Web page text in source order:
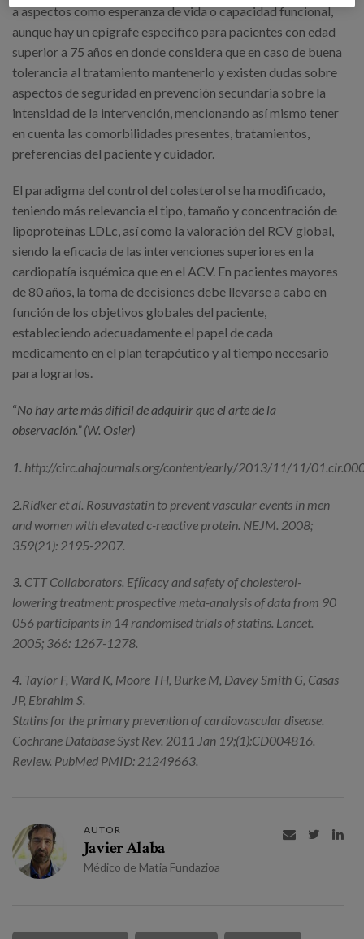
a aspectos como esperanza de vida o capacidad funcional,
aunque hay un epígrafe especifico para pacientes con edad
superior a 75 años en donde considera que en caso de buena
tolerancia al tratamiento mantenerlo y existen dudas sobre
aspectos de seguridad en prevención secundaria sobre la
intensidad de la intervención, mencionando así mismo tener
en cuenta las comorbilidades presentes, tratamientos,
preferencias del paciente y cuidador.
El paradigma del control del colesterol se ha modificado,
teniendo más relevancia el tipo, tamaño y concentración de
lipoproteínas LDLc, así como la valoración del RCV global,
siendo la eficacia de las intervenciones superiores en la
cardiopatía isquémica que en el ACV. En pacientes mayores
de 80 años, la toma de decisiones debe llevarse a cabo en
función de los objetivos globales del paciente,
estableciendo adecuadamente el papel de cada
medicamento en el plan terapéutico y al tiempo necesario
para lograrlos.
“No hay arte más difícil de adquirir que el arte de la
observación.” (W. Osler)
1. http://circ.ahajournals.org/content/early/2013/11/11/
2.Ridker et al. Rosuvastatin to prevent vascular events in men
and women with elevated c-reactive protein. NEJM. 2008;
359(21): 2195-2207.
3. CTT Collaborators. Efﬁcacy and safety of cholesterol-
lowering treatment: prospective meta-analysis of data from 90
056 participants in 14 randomised trials of statins. Lancet.
2005; 366: 1267-1278.
4. Taylor F, Ward K, Moore TH, Burke M, Davey Smith G, Casas
JP, Ebrahim S.
Statins for the primary prevention of cardiovascular disease.
Cochrane Database Syst Rev. 2011 Jan 19;(1):CD004816.
Review. PubMed PMID: 21249663.
AUTOR
Javier Alaba
Médico de Matia Fundazioa
  